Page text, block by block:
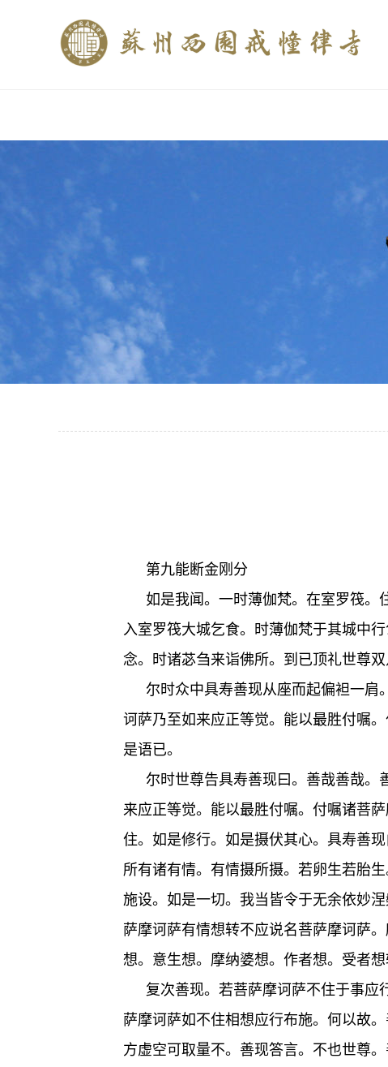
$description = category_description(); } elseif (is_tag()){ $keywords =
trim(strip_tags($description)); ?>
第九能断金刚分
如是我闻。一时薄伽梵。在室罗筏。
入室罗筏大城乞食。时薄伽梵于其城中
念。时诸苾刍来诣佛所。到已顶礼世尊
尔时众中具寿善现从座而起偏袒一肩
诃萨乃至如来应正等觉。能以最胜付嘱
是语已。
尔时世尊告具寿善现曰。善哉善哉。
来应正等觉。能以最胜付嘱。付嘱诸菩
住。如是修行。如是摄伏其心。具寿善
所有诸有情。有情摄所摄。若卵生若胎
施设。如是一切。我当皆令于无余依妙
萨摩诃萨有情想转不应说名菩萨摩诃萨
想。意生想。摩纳婆想。作者想。受者
复次善现。若菩萨摩诃萨不住于事应
萨摩诃萨如不住相想应行布施。何以故
方虚空可取量不。善现答言。不也世尊